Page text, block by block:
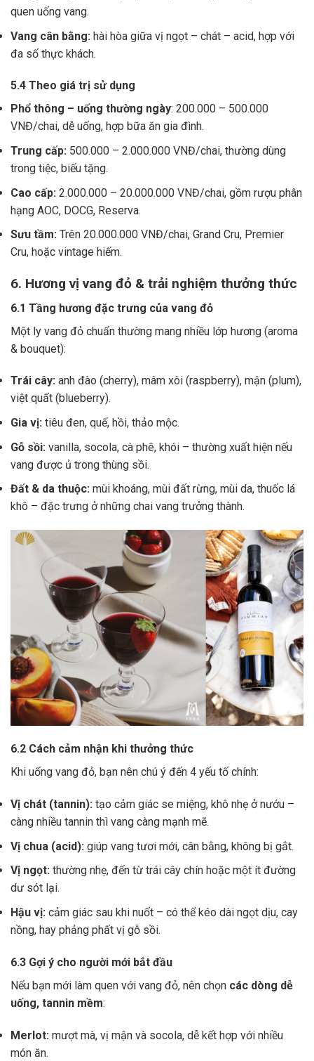
quen uống vang.
Vang cân bằng: hài hòa giữa vị ngọt – chát – acid, hợp với
đa số thực khách.
5.4 Theo giá trị sử dụng
Phổ thông – uống thường ngày: 200.000 – 500.000
VNĐ/chai, dễ uống, hợp bữa ăn gia đình.
Trung cấp: 500.000 – 2.000.000 VNĐ/chai, thường dùng
trong tiệc, biếu tặng.
Cao cấp: 2.000.000 – 20.000.000 VNĐ/chai, gồm rượu phân
hạng AOC, DOCG, Reserva.
Sưu tầm: Trên 20.000.000 VNĐ/chai, Grand Cru, Premier
Cru, hoặc vintage hiếm.
6. Hương vị vang đỏ & trải nghiệm thưởng thức
6.1 Tầng hương đặc trưng của vang đỏ
Một ly vang đỏ chuẩn thường mang nhiều lớp hương (aroma
& bouquet):
Trái cây: anh đào (cherry), mâm xôi (raspberry), mận (plum),
việt quất (blueberry).
Gia vị: tiêu đen, quế, hồi, thảo mộc.
Gỗ sồi: vanilla, socola, cà phê, khói – thường xuất hiện nếu
vang được ủ trong thùng sồi.
Đất & da thuộc: mùi khoáng, mùi đất rừng, mùi da, thuốc lá
khô – đặc trưng ở những chai vang trưởng thành.
6.2 Cách cảm nhận khi thưởng thức
Khi uống vang đỏ, bạn nên chú ý đến 4 yếu tố chính:
Vị chát (tannin): tạo cảm giác se miệng, khô nhẹ ở nướu –
càng nhiều tannin thì vang càng mạnh mẽ.
Vị chua (acid): giúp vang tươi mới, cân bằng, không bị gắt.
Vị ngọt: thường nhẹ, đến từ trái cây chín hoặc một ít đường
dư sót lại.
Hậu vị: cảm giác sau khi nuốt – có thể kéo dài ngọt dịu, cay
nồng, hay phảng phất vị gỗ sồi.
6.3 Gợi ý cho người mới bắt đầu
Nếu bạn mới làm quen với vang đỏ, nên chọn các dòng dễ
uống, tannin mềm:
Merlot: mượt mà, vị mận và socola, dễ kết hợp với nhiều
món ăn.